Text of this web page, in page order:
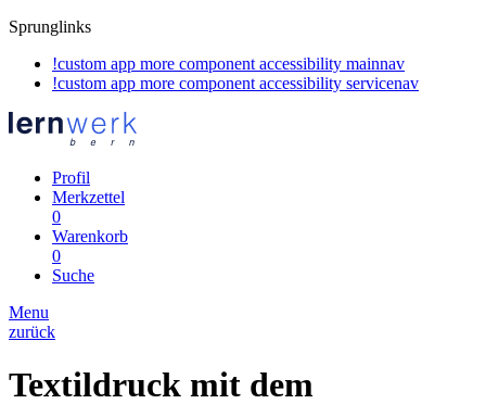
Sprunglinks
!custom app more component accessibility mainnav
!custom app more component accessibility servicenav
Profil
Merkzettel
0
Warenkorb
0
Suche
Menu
zurück
Textildruck mit dem